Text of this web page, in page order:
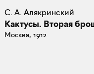
С. А. Алякринский
Кактусы. Вторая
Москва, 1912